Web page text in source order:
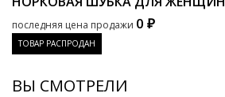
последняя цена продажи 0 ₽
ТОВАР РАСПРОДАН
ВЫ СМОТРЕЛИ